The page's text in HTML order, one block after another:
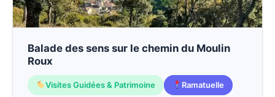
Balade des sens sur le chemin du Moulin
Roux
Visites Guidées & Patrimoine Ramatuelle